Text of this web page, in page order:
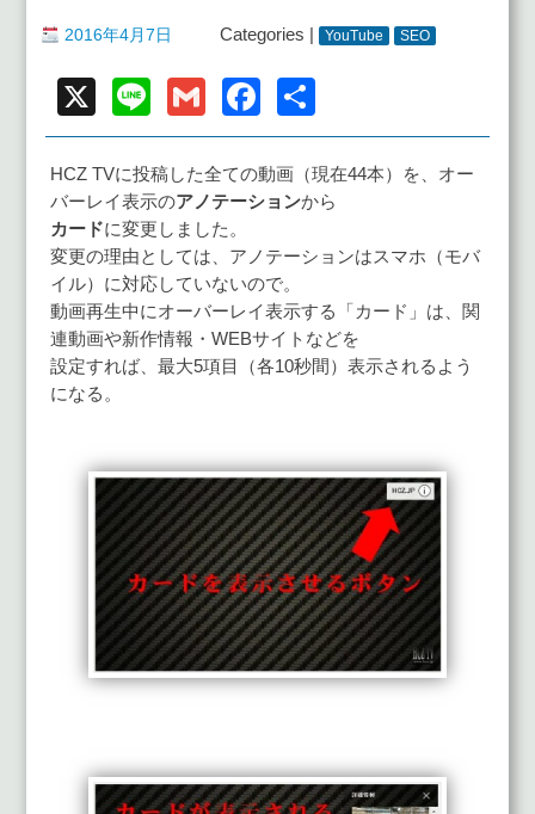
2016年4月7日 Categories | YouTube SEO
X Line GmailFacebook
有
HCZ TVに投稿した全ての動画（現在44本）を、オー
バーレイ表示のアノテーションから
カードに変更しました。
変更の理由としては、アノテーションはスマホ（モバ
イル）に対応していないので。
動画再生中にオーバーレイ表示する「カード」は、関
連動画や新作情報・WEBサイトなどを
設定すれば、最大5項目（各10秒間）表示されるよう
になる。